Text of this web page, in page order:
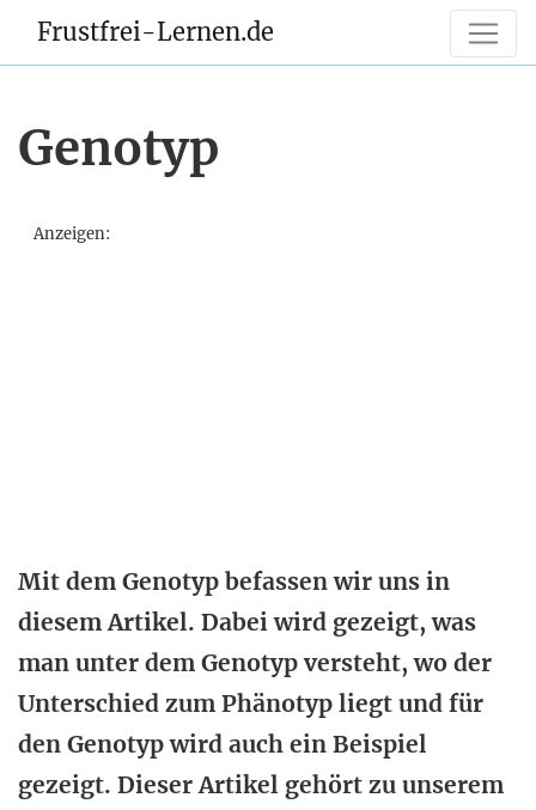
Frustfrei-Lernen.de
Genotyp
Anzeigen:
Mit dem Genotyp befassen wir uns in
diesem Artikel. Dabei wird gezeigt, was
man unter dem Genotyp versteht, wo der
Unterschied zum Phänotyp liegt und für
den Genotyp wird auch ein Beispiel
gezeigt. Dieser Artikel gehört zu unserem